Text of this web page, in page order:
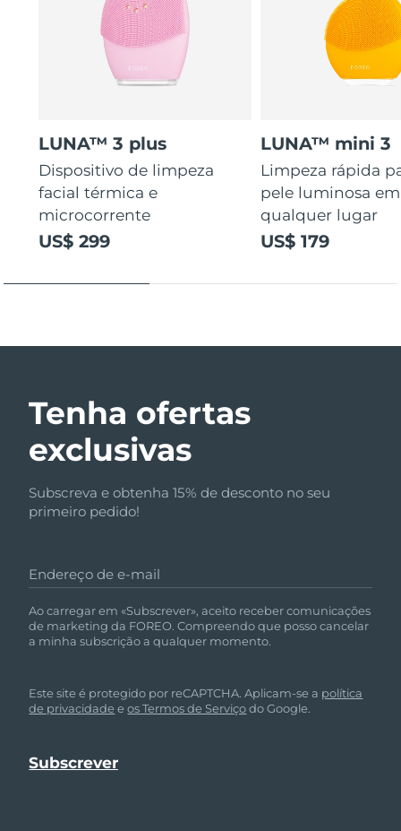
LUNA™ 3 plus
Dispositivo de limpeza
facial térmica e
microcorrente
US$ 299
LUNA™ mini 3
Limpeza rápida
pele luminosa em
qualquer lugar
US$ 179
Tenha ofertas
exclusivas
Subscreva e obtenha 15% de desconto no seu
primeiro pedido!
Endereço de e-mail
Ao carregar em «Subscrever», aceito receber comunicações
de marketing da FOREO. Compreendo que posso cancelar
a minha subscrição a qualquer momento.
Este site é protegido por reCAPTCHA. Aplicam-se a política
de privacidade eos Termos de Serviçodo Google.